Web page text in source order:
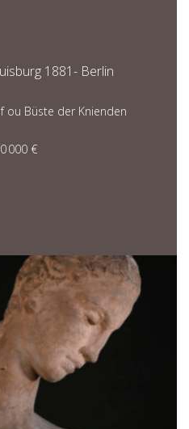
1881- Berlin
ou Büste der Knienden
000 €